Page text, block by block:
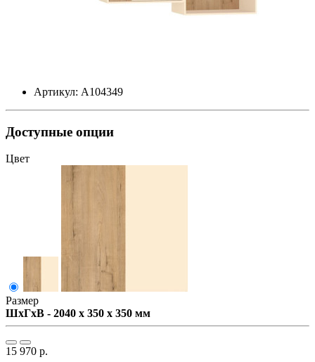
Артикул: А104349
Доступные опции
Цвет
Размер
ШxГxВ - 2040 x 350 x 350 мм
15 970 р.